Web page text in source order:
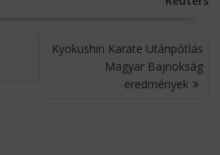
Kyokushin Karate Utánpótlás
Magyar Bajnokság
eredmények